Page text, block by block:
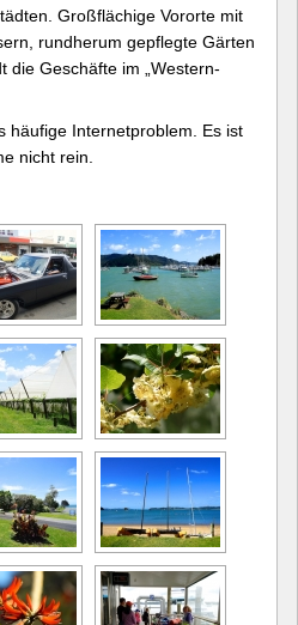
Großflächige Vororte mit
rundherum gepflegte Gärten
die Geschäfte im „Western-
häufige Internetproblem. Es ist
nicht rein.